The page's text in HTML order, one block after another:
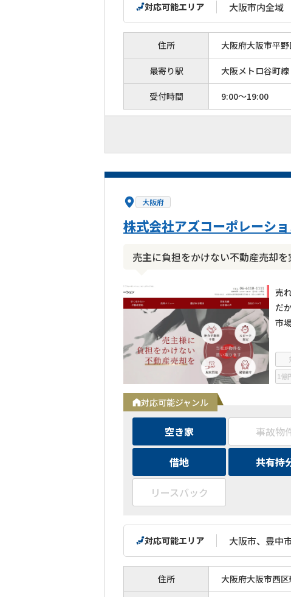
住所 大阪府大阪市平
最寄り駅 大阪メトロ谷町
受付時間 9:00～19:00
対応可能エリア 大阪市内全域
大阪府
株式会社アズコーポレーシ
売主に負担をかけない不動産売却を
売
だ
市
と
対応可能ジャンル
空き家 事故物
借地 共有持
リースバック
住所 大阪府大阪市西
対応可能エリア 大阪市、豊中
1億